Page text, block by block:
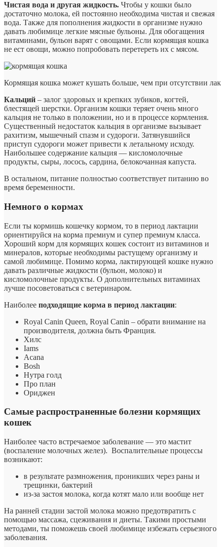
Чистая вода и другая жидкость. Чтобы у кошки было
достаточно молока, ей постоянно необходима чистая и свежая
вода. Также для пополнения жидкости в организме нужно
давать любимице легкие мясные бульоны. Для обогащения
витаминами, бульон варят с овощами. Если кормящая кошка
не ест овощи, можно попробовать перетереть их с мясом.
Кормящая кошка может кушать больше, чем при отсутствии
Кальций – залог здоровых и крепких зубиков, когтей,
блестящей шерстки. Организм кошки теряет очень много
кальция не только в положении, но и в процессе кормления.
Существенный недостаток кальция в организме вызывает
рахитизм, мышечный спазм и судороги. Затянувшийся
приступ судороги может привести к летальному исходу.
Наибольшее содержание кальция — кисломолочные
продукты, сыры, лосось, сардина, белокочанная капуста.
В остальном, питание полностью соответствует питанию во
время беременности.
Немного о кормах
Если ты кормишь кошечку кормом, то в период лактации
ориентируйся на корма премиум и супер премиум класса.
Хороший корм для кормящих кошек состоит из витаминов и
минералов, которые необходимы растущему организму и
самой любимице. Помимо корма, лактирующей кошке нужно
давать различные жидкости (бульон, молоко) и
кисломолочные продукты. О дополнительных витаминах
лучше посоветоваться с ветеринаром.
Наиболее подходящие корма в период лактации:
Royal Canin Queen, Royal Canin – обрати внимание на
производителя, должна быть Франция.
Хилс
Iams
Асаnа
Bosh
Нутра голд
Про план
Ориджен
Самые распространенные болезни кормящих
кошек
Наиболее часто встречаемое заболевание — это мастит
(воспаление молочных желез). Воспалительные процессы
возникают:
в результате размножения, проникших через раны и
трещинки, бактерий
из-за застоя молока, когда котят мало или вообще нет
На ранней стадии застой молока можно предотвратить с
помощью массажа, сцеживания и диеты. Такими простыми
методами, ты поможешь своей любимице избежать серьезного
заболевания.